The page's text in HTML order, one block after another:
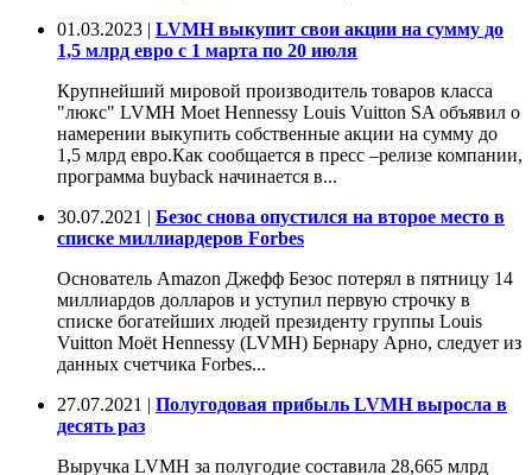
01.03.2023 | LVMH выкупит свои акции на сумму до
1,5 млрд евро с 1 марта по 20 июля
Крупнейший мировой производитель товаров класса
"люкс" LVMH Moet Hennessy Louis Vuitton SA объявил о
намерении выкупить собственные акции на сумму до
1,5 млрд евро.Как сообщается в пресс –релизе компании,
программа buyback начинается в...
30.07.2021 | Безос снова опустился на второе место в
списке миллиардеров Forbes
Основатель Amazon Джефф Безос потерял в пятницу 14
миллиардов долларов и уступил первую строчку в
списке богатейших людей президенту группы Louis
Vuitton Moët Hennessy (LVMH) Бернару Арно, следует из
данных счетчика Forbes...
27.07.2021 | Полугодовая прибыль LVMH выросла в
десять раз
Выручка LVMH за полугодие составила 28,665 млрд